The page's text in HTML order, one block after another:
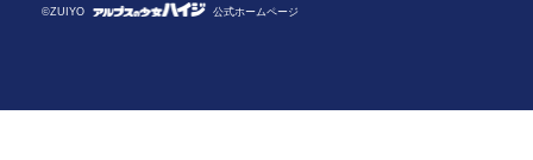
©ZUIYO 公式ホームページ